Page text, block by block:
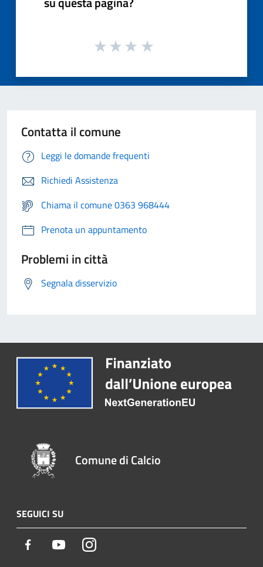
Contatta il comune
Leggi le domande frequenti
Richiedi Assistenza
Chiama il comune 0363 968444
Prenota un appuntamento
Problemi in città
Segnala disservizio
Comune di Calcio
SEGUICI SU
Facebook YoutubeInstagram